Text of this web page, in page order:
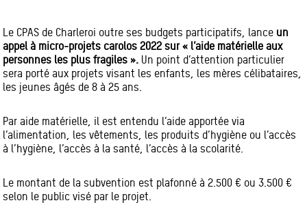
Le CPAS de Charleroi outre ses budgets participatifs, lance un
appel à micro-projets carolos 2022 sur « l’aide matérielle aux
personnes les plus fragiles ». Un point d’attention particulier
sera porté aux projets visant les enfants, les mères célibataires,
les jeunes âgés de 8 à 25 ans.
Par aide matérielle, il est entendu l’aide apportée via
l’alimentation, les vêtements, les produits d’hygiène ou l’accès
à l’hygiène, l’accès à la santé, l’accès à la scolarité.
Le montant de la subvention est plafonné à 2.500 € ou 3.500 €
selon le public visé par le projet.